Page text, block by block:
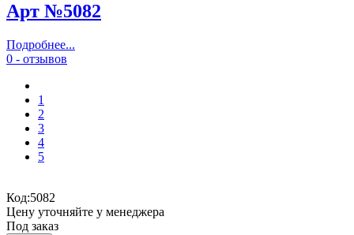
Арт №5082
Подробнее...
0 - отзывов
1
2
3
4
5
Код:5082
Цену уточняйте у менеджера
Под заказ